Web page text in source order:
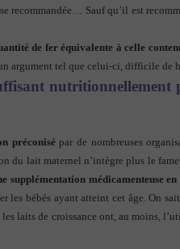
recommandée… Sauf qu’il est
de fer équivalente à celle
argument tel que celui-ci, difficile de
nutritionnellement
préconisépar de nombreuses
du lait maternel n’intègre plus le
supplémentation médicamenteuse en
bébés ayant atteint cet âge. On
laits de croissance ont, au moins,